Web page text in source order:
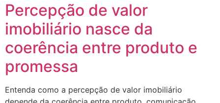
Percepção de valor
imobiliário nasce da
coerência entre produto e
promessa
Entenda como a percepção de valor imobiliário